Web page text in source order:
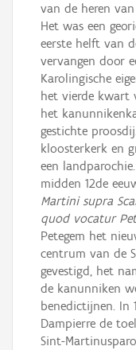
van de heren van
Het was een
eerste helft van
vervangen door
Karolingische
het vierde kwart
het
gestichte
kloosterkerk en
een
midden 12de
Martini supra
quod vocatur
Petegem het
centrum van de
gevestigd, het
de kanunniken
benedictijnen. In
Dampierre de
Sint-